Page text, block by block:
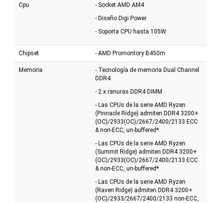
Cpu
- Socket AMD AM4
- Diseño Digi Power
- Soporta CPU hasta 105W
Chipset - AMD Promontory B450m
Memoria
- Tecnología de memoria Dual Channel
DDR4
- 2 x ranuras DDR4 DIMM
- Las CPUs de la serie AMD Ryzen
(Pinnacle Ridge) admiten DDR4 3200+
(OC)/2933(OC)/2667/2400/2133 ECC
& non-ECC, un-buffered*
- Las CPUs de la serie AMD Ryzen
(Summit Ridge) admiten DDR4 3200+
(OC)/2933(OC)/2667/2400/2133 ECC
& non-ECC, un-buffered*
- Las CPUs de la serie AMD Ryzen
(Raven Ridge) admiten DDR4 3200+
(OC)/2933/2667/2400/2133 non-ECC,